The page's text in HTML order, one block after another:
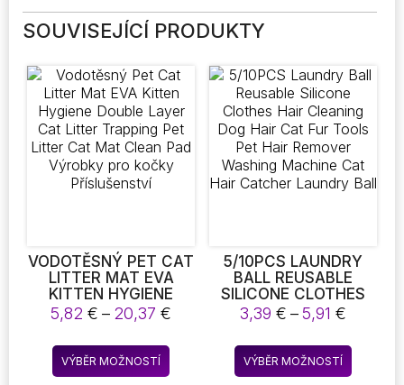
SOUVISEJÍCÍ PRODUKTY
VODOTĚSNÝ PET CAT
LITTER MAT EVA
KITTEN HYGIENE
DOUBLE LAYER CAT
LITTER TRAPPING
PET LITTER CAT MAT
CLEAN PAD VÝROBKY
PRO KOČKY
5,82€ – 20,37€
VÝBĚR MOŽNOSTÍ
Tento
produkt
5/10PCS LAUNDRY
BALL REUSABLE
SILICONE CLOTHES
HAIR CLEANING DOG
HAIR CAT FUR TOOLS
PET HAIR REMOVER
WASHING MACHINE
CAT HAIR CATCHER
3,39 € – 5,91 €Rozpětí
3,39 €
až
VÝBĚR MOŽNOSTÍ
Tento
produkt